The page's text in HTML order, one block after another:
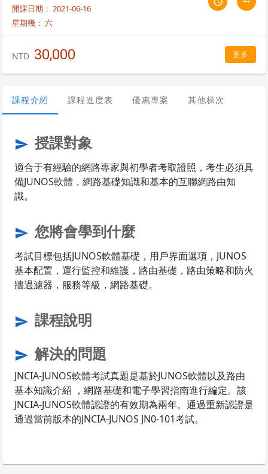
開課日期： 2021-06-16
星期幾： 六
NTD 30,000 更多
課程介紹 課程進度表 優惠專案 其他梯次
send 授課對象
適合于有經驗的網路專家與初學者考取證照，考生必須具
備JUNOS軟體，網路基礎知識和基本的互聯網路由知
識。
send 您將會學到什麼
考試目標包括JUNOS軟體基礎，用戶界面選項，JUNOS
基本配置，運行監控和維護，路由基礎，路由策略和防火
牆過濾器，服務等級，網路基礎。
send 課程說明
send 解決的問題
JNCIA-JUNOS軟體考試真題是基於JUNOS軟體以及路由
基本知識介紹 ，網路基礎和電子學習指南進行編定。該
JNCIA-JUNOS軟體認證的有效期為兩年。通過重新認證是
通過當前版本的JNCIA-JUNOS JN0-101考試。